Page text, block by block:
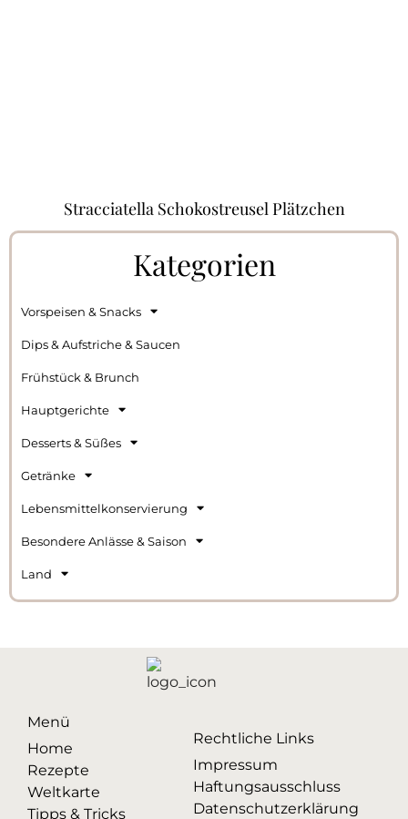
Stracciatella Schokostreusel Plätzchen
Kategorien
Vorspeisen & Snacks
Dips & Aufstriche & Saucen
Frühstück & Brunch
Hauptgerichte
Desserts & Süßes
Getränke
Lebensmittelkonservierung
Besondere Anlässe & Saison
Land
Menü
Home
Rezepte
Weltkarte
Tipps & Tricks
Rechtliche Links
Impressum
Haftungsausschluss
Datenschutzerklärung